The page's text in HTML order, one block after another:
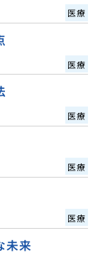
医療
医療
医療
医療
医療
未来